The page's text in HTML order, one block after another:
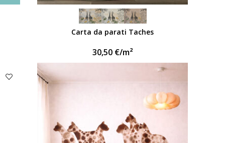
Carta da parati Taches
30,50 €/m²